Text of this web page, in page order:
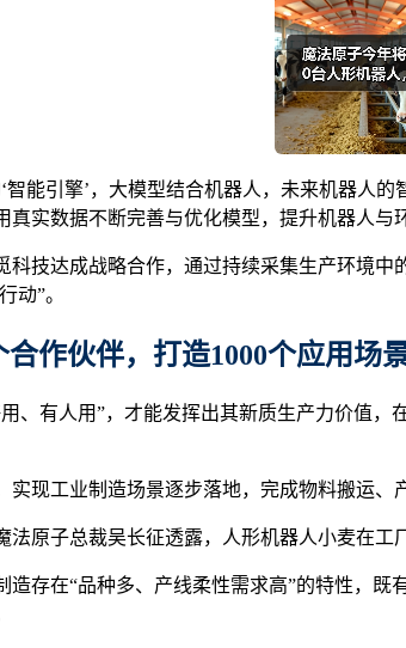
能引擎’，大模型结合机器人，未来机器人
实数据不断完善与优化模型，提升机器人与
技达成战略合作，通过持续采集生产环境
动”。
合作伙伴，打造1000个应用场
、有人用”，才能发挥出其新质生产力价值
现工业制造场景逐步落地，完成物料搬运
原子总裁吴长征透露，人形机器人小麦在工
存在“品种多、产线柔性需求高”的特性，